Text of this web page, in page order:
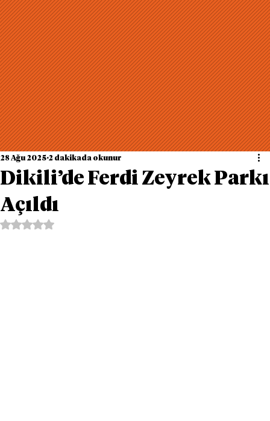
Dikili’de Ferdi Zeyrek Parkı
Açıldı
28 Ağu 2025 2 dakikada okunur
5 üzerinden NaN yıldız